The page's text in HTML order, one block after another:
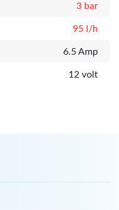
3 bar
95 l/h
6.5 Amp
12 volt